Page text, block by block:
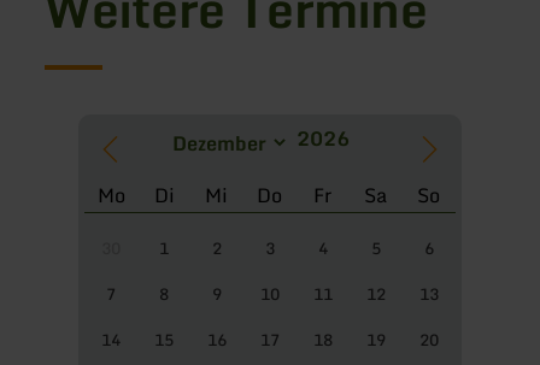
Mo Di Mi Do Fr Sa So
1 2 3 4 5
6
7
8 9 10 11 12
13
14
15 16 17 18 19
20